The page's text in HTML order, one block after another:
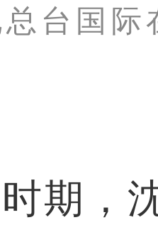
台国际
期 ，